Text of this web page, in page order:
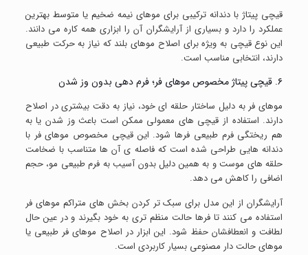
قیچی پیتاژ با دندانه ترکیبی برای موهای نیمه ضخیم یا متوسط بهترین
عملکرد را دارد و بسیاری از آرایشگران آن را ابزاری همه کاره می دانند.
این نوع قیچی به ویژه برای اصلاح موهای بلند که نیاز به حرکت طبیعی
دارند، انتخابی مناسب است.
۶. قیچی پیتاژ مخصوص موهای فر؛ فرم دهی بدون وز شدن
موهای فر به دلیل ساختار حلقه ای خود، نیاز به دقت بیشتری در اصلاح
دارند. استفاده از قیچی های معمولی ممکن است باعث وز شدن یا به
هم ریختگی فرم طبیعی فرها شود. این قیچی مخصوص موهای فر با
دندانه هایی طراحی شده است که فاصله ی آن ها متناسب با ضخامت
حلقه های موست و به همین دلیل بدون آسیب به فرم طبیعی مو، حجم
اضافی را کاهش می دهد.
آرایشگران از این مدل برای سبک تر کردن بخش های متراکم موهای فر
استفاده می کنند تا فرها حالت منظم تری به خود بگیرند و در عین حال
لطافت و انعطافشان حفظ شود. این ابزار در اصلاح موهای فر طبیعی یا
موهای حالت دار مصنوعی بسیار کاربردی است.